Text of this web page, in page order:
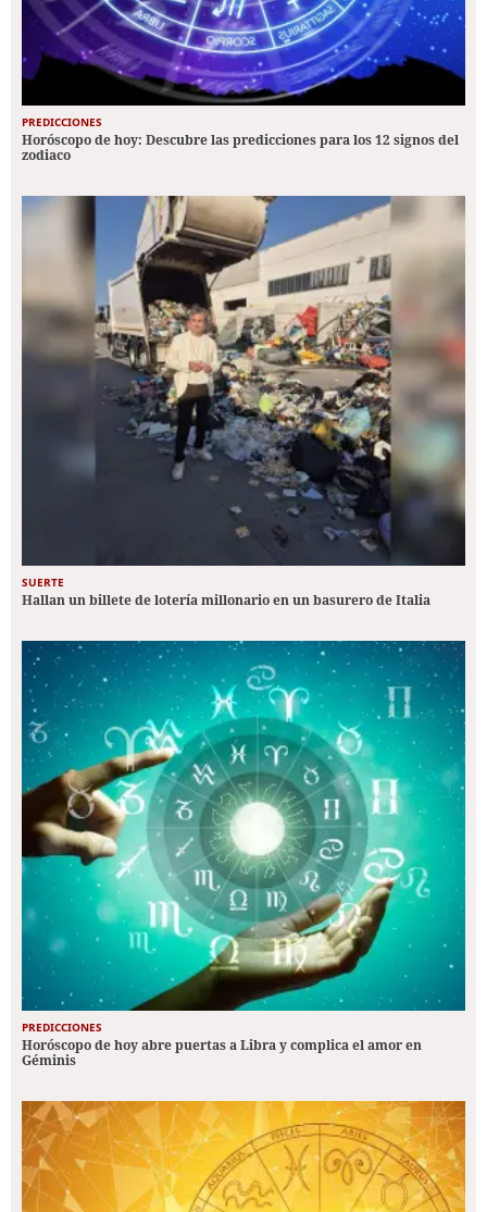
PREDICCIONES
Horóscopo de hoy: Descubre las predicciones para los 12 signos del
zodiaco
SUERTE
Hallan un billete de lotería millonario en un basurero de Italia
PREDICCIONES
Horóscopo de hoy abre puertas a Libra y complica el amor en
Géminis